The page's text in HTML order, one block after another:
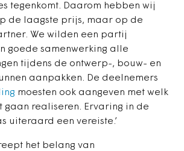
tegenkomt. Daarom hebben wij
de laagste prijs, maar op de
We wilden een partij
goede samenwerking alle
tijdens de ontwerp-, bouw- en
aanpakken. De deelnemers
moesten ook aangeven met welk
realiseren. Ervaring in de
uiteraard een vereiste.’
het belang van